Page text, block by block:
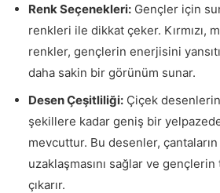
Renk Seçenekleri: Gençler için
renkleri ile dikkat çeker. Kırmızı,
renkler, gençlerin enerjisini
daha sakin bir görünüm sunar.
Desen Çeşitliliği: Çiçek
şekillere kadar geniş bir
mevcuttur. Bu desenler, çantaların
uzaklaşmasını sağlar ve gençlerin
çıkarır.